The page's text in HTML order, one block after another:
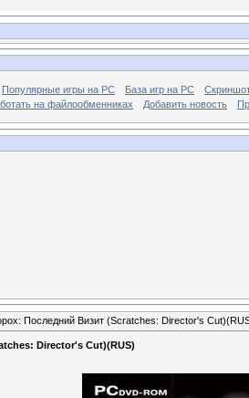
Популярные игры на PC База игр на РС
на файлообменниках
Добавить новость
Последний Визит (Scratches: Director's
Director's Cut)(RUS)